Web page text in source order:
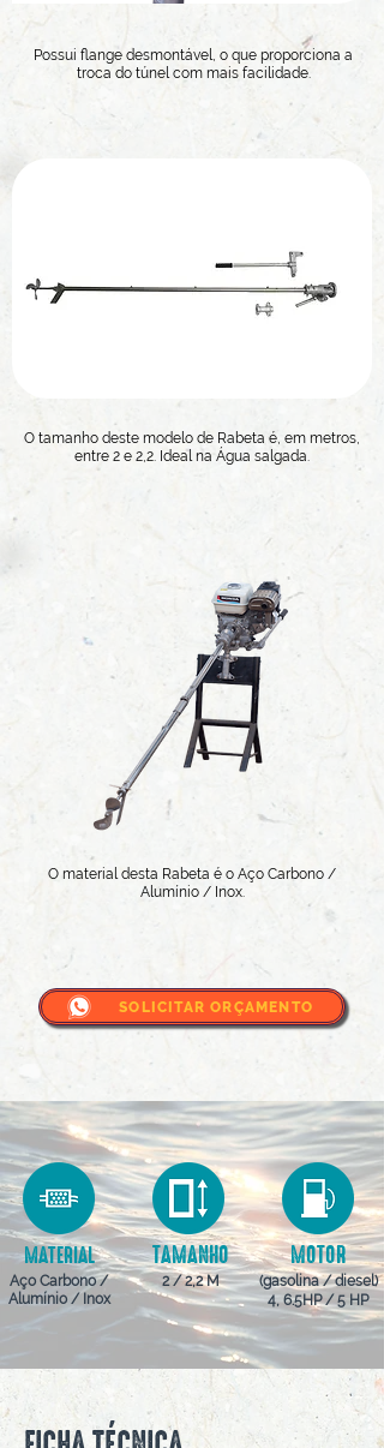
Possui flange desmontável, o que proporciona a
troca do túnel com mais facilidade.
O tamanho deste modelo de Rabeta é, em metros,
entre 2 e 2,2. Ideal na Água salgada.
O material desta Rabeta é o Aço Carbono /
Alumínio / Inox.
SOLICITAR ORÇAMENTO
MATERIAL
Aço Carbono /
Alumínio / Inox
TAMANHO
2 / 2,2 M
MOTOR
(gasolina / diesel)
4, 6.5HP / 5 HP